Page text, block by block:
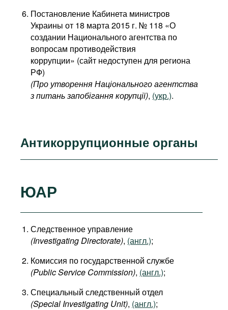
Постановление Кабинета министров
Украины от 18 марта 2015 г. № 118 «О
создании Национального агентства по
вопросам противодействия
коррупции» (сайт недоступен для региона
РФ)
(Про утворення Національного агентства
з питань запобігання корупції), (укр.).
Антикоррупционные органы
ЮАР
Следственное управление
(Investigating Directorate), (англ.);
Комиссия по государственной службе
(Public Service Commission), (англ.);
Специальный следственный отдел
(Special Investigating Unit), (англ.);